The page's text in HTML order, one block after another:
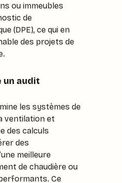
ou immeubles
de
(DPE), ce qui en
des projets de
un audit
les systèmes de
ventilation et
des calculs
des
meilleure
de chaudière ou
Ce